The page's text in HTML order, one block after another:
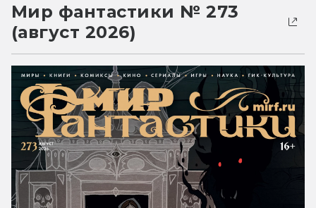
Мир фантастики № 273
(август 2026)